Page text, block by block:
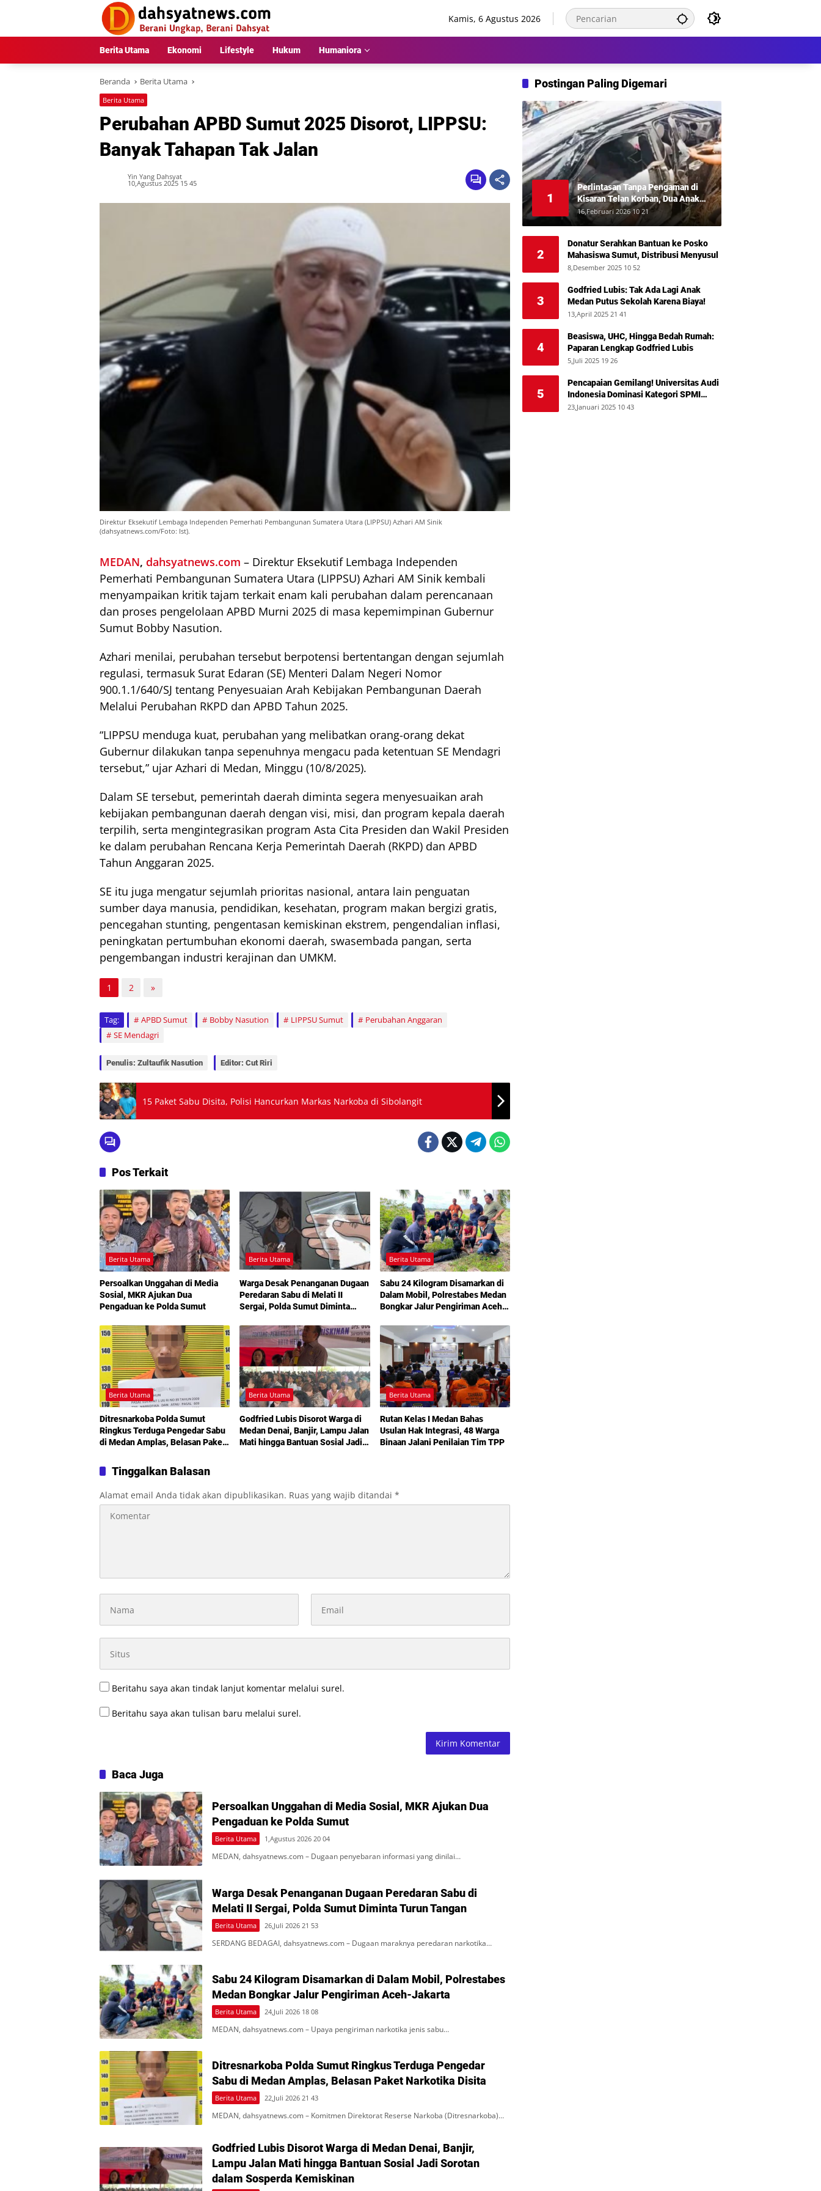
Kamis, 6 Agustus 2026
Berita Utama Ekonomi Lifestyle Hukum Humaniora
Beranda Berita Utama
Berita Utama
Perubahan APBD Sumut 2025 Disorot, LIPPSU:
Banyak Tahapan Tak Jalan
Yin Yang Dahsyat
10,Agustus 2025 15 45
Direktur Eksekutif Lembaga Independen Pemerhati Pembangunan Sumatera Utara (LIPPSU) Azhari AM Sinik
(dahsyatnews.com/Foto: Ist).
MEDAN, dahsyatnews.com – Direktur Eksekutif Lembaga Independen
Pemerhati Pembangunan Sumatera Utara (LIPPSU) Azhari AM Sinik kembali
menyampaikan kritik tajam terkait enam kali perubahan dalam perencanaan
dan proses pengelolaan APBD Murni 2025 di masa kepemimpinan Gubernur
Sumut Bobby Nasution.
Azhari menilai, perubahan tersebut berpotensi bertentangan dengan sejumlah
regulasi, termasuk Surat Edaran (SE) Menteri Dalam Negeri Nomor
900.1.1/640/SJ tentang Penyesuaian Arah Kebijakan Pembangunan Daerah
Melalui Perubahan RKPD dan APBD Tahun 2025.
“LIPPSU menduga kuat, perubahan yang melibatkan orang-orang dekat
Gubernur dilakukan tanpa sepenuhnya mengacu pada ketentuan SE Mendagri
tersebut,” ujar Azhari di Medan, Minggu (10/8/2025).
Dalam SE tersebut, pemerintah daerah diminta segera menyesuaikan arah
kebijakan pembangunan daerah dengan visi, misi, dan program kepala daerah
terpilih, serta mengintegrasikan program Asta Cita Presiden dan Wakil Presiden
ke dalam perubahan Rencana Kerja Pemerintah Daerah (RKPD) dan APBD
Tahun Anggaran 2025.
SE itu juga mengatur sejumlah prioritas nasional, antara lain penguatan
sumber daya manusia, pendidikan, kesehatan, program makan bergizi gratis,
pencegahan stunting, pengentasan kemiskinan ekstrem, pengendalian inflasi,
peningkatan pertumbuhan ekonomi daerah, swasembada pangan, serta
pengembangan industri kerajinan dan UMKM.
1 2 »
Tag: APBD Sumut Bobby Nasution LIPPSU Sumut
Perubahan Anggaran
SE Mendagri
Penulis: Zultaufik Nasution Editor: Cut Riri
15 Paket Sabu Disita, Polisi Hancurkan Markas Narkoba di Sibolangit
Pos Terkait
Berita Utama
Persoalkan Unggahan di Media
Sosial, MKR Ajukan Dua
Pengaduan ke Polda Sumut
Berita Utama
Warga Desak Penanganan Dugaan
Peredaran Sabu di Melati II
Sergai, Polda Sumut Diminta
Berita Utama
Sabu 24 Kilogram Disamarkan di
Dalam Mobil, Polrestabes Medan
Bongkar Jalur Pengiriman Aceh-
Berita Utama
Ditresnarkoba Polda Sumut
Ringkus Terduga Pengedar Sabu
di Medan Amplas, Belasan Paket
Berita Utama
Godfried Lubis Disorot Warga di
Medan Denai, Banjir, Lampu Jalan
Mati hingga Bantuan Sosial Jadi
Berita Utama
Rutan Kelas I Medan Bahas
Usulan Hak Integrasi, 48 Warga
Binaan Jalani Penilaian Tim TPP
Tinggalkan Balasan
Alamat email Anda tidak akan dipublikasikan. Ruas yang wajib ditandai *
Beritahu saya akan tindak lanjut komentar melalui surel.
Beritahu saya akan tulisan baru melalui surel.
Baca Juga
Persoalkan Unggahan di Media Sosial, MKR Ajukan Dua
Pengaduan ke Polda Sumut
Berita Utama 1,Agustus 2026 20 04
MEDAN, dahsyatnews.com – Dugaan penyebaran informasi yang dinilai…
Warga Desak Penanganan Dugaan Peredaran Sabu di
Melati II Sergai, Polda Sumut Diminta Turun Tangan
Berita Utama 26,Juli 2026 21 53
SERDANG BEDAGAI, dahsyatnews.com – Dugaan maraknya peredaran narkotika…
Sabu 24 Kilogram Disamarkan di Dalam Mobil, Polrestabes
Medan Bongkar Jalur Pengiriman Aceh-Jakarta
Berita Utama 24,Juli 2026 18 08
MEDAN, dahsyatnews.com – Upaya pengiriman narkotika jenis sabu…
Ditresnarkoba Polda Sumut Ringkus Terduga Pengedar
Sabu di Medan Amplas, Belasan Paket Narkotika Disita
Berita Utama 22,Juli 2026 21 43
MEDAN, dahsyatnews.com – Komitmen Direktorat Reserse Narkoba (Ditresnarkoba)…
Godfried Lubis Disorot Warga di Medan Denai, Banjir,
Lampu Jalan Mati hingga Bantuan Sosial Jadi Sorotan
dalam Sosperda Kemiskinan
Postingan Paling Digemari
1
Perlintasan Tanpa Pengaman di
Kisaran Telan Korban, Dua Anak
Meninggal Disambar KA Putri Deli
16,Februari 2026 10 21
2
Donatur Serahkan Bantuan ke Posko
Mahasiswa Sumut, Distribusi Menyusul
8,Desember 2025 10 52
3
Godfried Lubis: Tak Ada Lagi Anak
Medan Putus Sekolah Karena Biaya!
13,April 2025 21 41
4
Beasiswa, UHC, Hingga Bedah Rumah:
Paparan Lengkap Godfried Lubis
5,Juli 2025 19 26
5
Pencapaian Gemilang! Universitas Audi
Indonesia Dominasi Kategori SPMI
Terbaik 2024
23,Januari 2025 10 43